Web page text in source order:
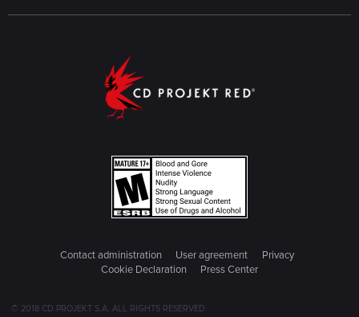
Contact administration User agreement
Privacy
Cookie Declaration
Press Center
© 2018 CD PROJEKT S.A. ALL RIGHTS RESERVED